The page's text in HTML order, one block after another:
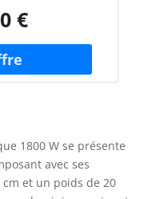
€
1800 W se présente
avec ses
et un poids de 20